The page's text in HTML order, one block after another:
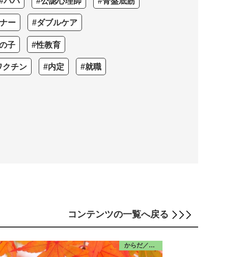
ー #ダブルケア
子 #性教育
クチン #内定 #就職
コンテンツの一覧へ戻る
からだ／食・栄養